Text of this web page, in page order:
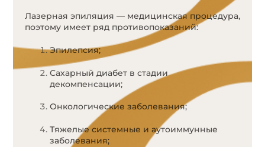
Лазерная эпиляция — медицинская процедура,
поэтому имеет ряд противопоказаний:
Эпилепсия;
Сахарный диабет в стадии
декомпенсации;
Онкологические заболевания;
Тяжелые системные и аутоиммунные
заболевания;